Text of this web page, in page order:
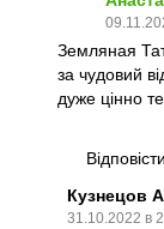
Земляная
за чудовий
дуже цінно
Відповісти
Кузнецов
31.10.2022 в